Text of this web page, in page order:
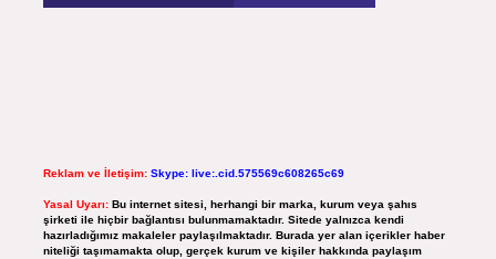
Reklam ve İletişim: Skype: live:.cid.575569c608265c69
Yasal Uyarı: Bu internet sitesi, herhangi bir marka, kurum veya şahıs
şirketi ile hiçbir bağlantısı bulunmamaktadır. Sitede yalnızca kendi
hazırladığımız makaleler paylaşılmaktadır. Burada yer alan içerikler haber
niteliği taşımamakta olup, gerçek kurum ve kişiler hakkında paylaşım